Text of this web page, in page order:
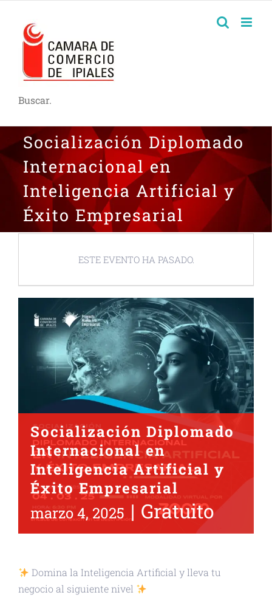
Buscar.
Socialización Diplomado
Internacional en
Inteligencia Artificial y
Éxito Empresarial
ESTE EVENTO HA PASADO.
Socialización Diplomado
Internacional en
Inteligencia Artificial y
Éxito Empresarial
marzo 4, 2025 | Gratuito
Domina la Inteligencia Artificial y lleva tu
negocio al siguiente nivel